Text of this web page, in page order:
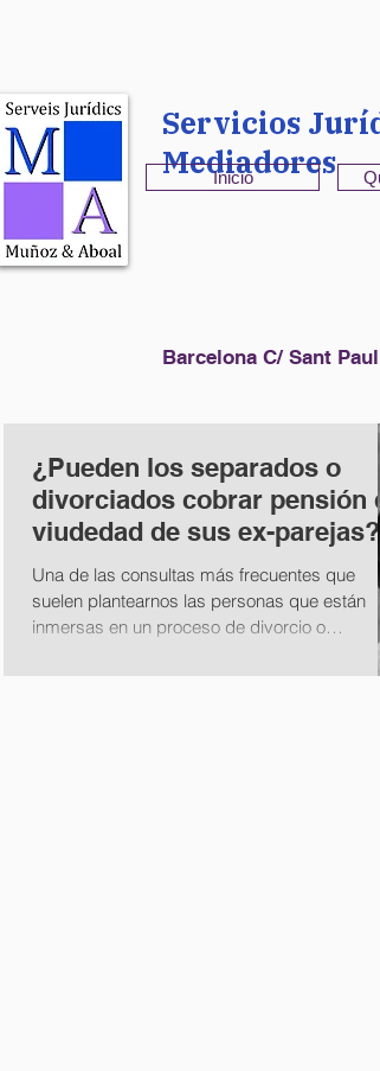
Servicios
Mediadores
Inicio
Barcelona C/ Sant
¿Pueden los separados o
divorciados cobrar pensión
viudedad de sus ex-parejas?
Una de las consultas más frecuentes que
suelen plantearnos las personas que están
inmersas en un proceso de divorcio o